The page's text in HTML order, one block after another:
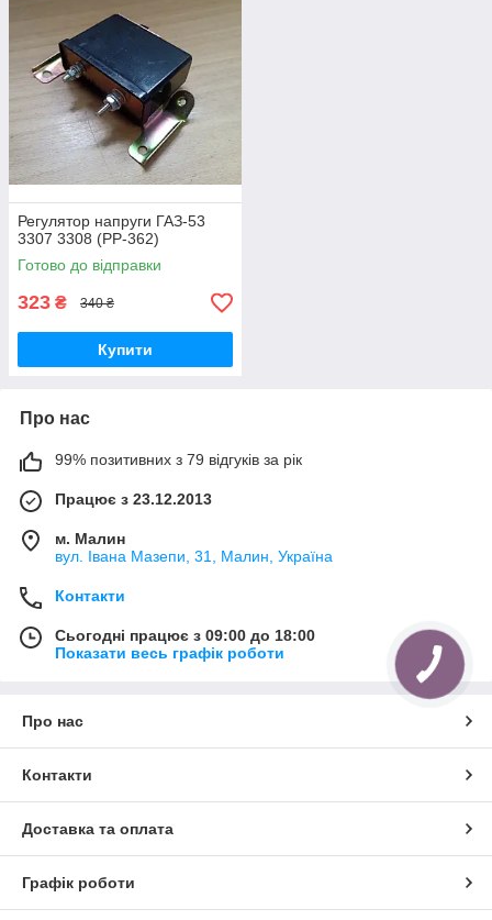
Регулятор напруги ГАЗ-53
3307 3308 (РР-362)
Готово до відправки
323 ₴ 340 ₴
Купити
Про нас
99% позитивних з 79 відгуків за рік
Працює з 23.12.2013
м. Малин
вул. Івана Мазепи, 31, Малин, Україна
Контакти
Сьогодні працює з 09:00 до 18:00
Показати весь графік роботи
Про нас
Контакти
Доставка та оплата
Графік роботи